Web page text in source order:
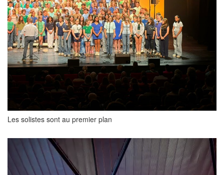
Les solistes sont au premier plan